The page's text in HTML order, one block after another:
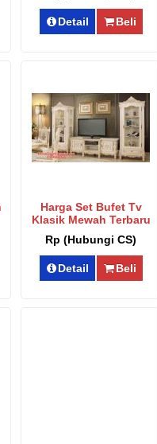
Detail Beli
Harga Set Bufet Tv
Klasik Mewah Terbaru
Rp (Hubungi CS)
Detail Beli